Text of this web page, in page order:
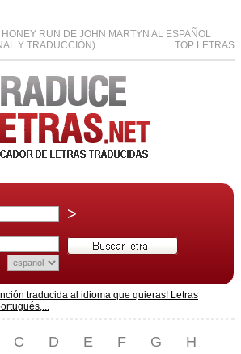
RUN DE JOHN MARTYN AL ESPAÑOL
Y TRADUCCIÓN)
TOP LETRAS
>
traducida al idioma que quieras! Letras
C D E F G
H